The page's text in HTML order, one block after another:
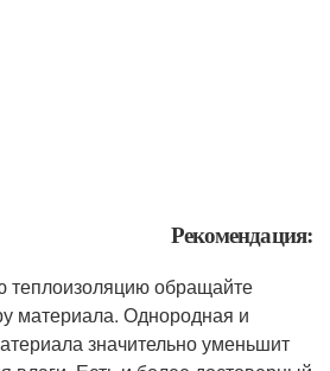
Рекомендация:
теплоизоляцию обращайте
материала. Однородная и
значительно уменьшит